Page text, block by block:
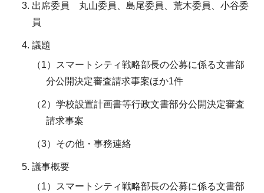
出席委員 丸山委員、島尾委員、荒木委員、小谷委
員
議題
（1）スマートシティ戦略部長の公募に係る文書部
分公開決定審査請求事案ほか1件
（2）学校設置計画書等行政文書部分公開決定審査
請求事案
（3）その他・事務連絡
議事概要
（1）スマートシティ戦略部長の公募に係る文書部